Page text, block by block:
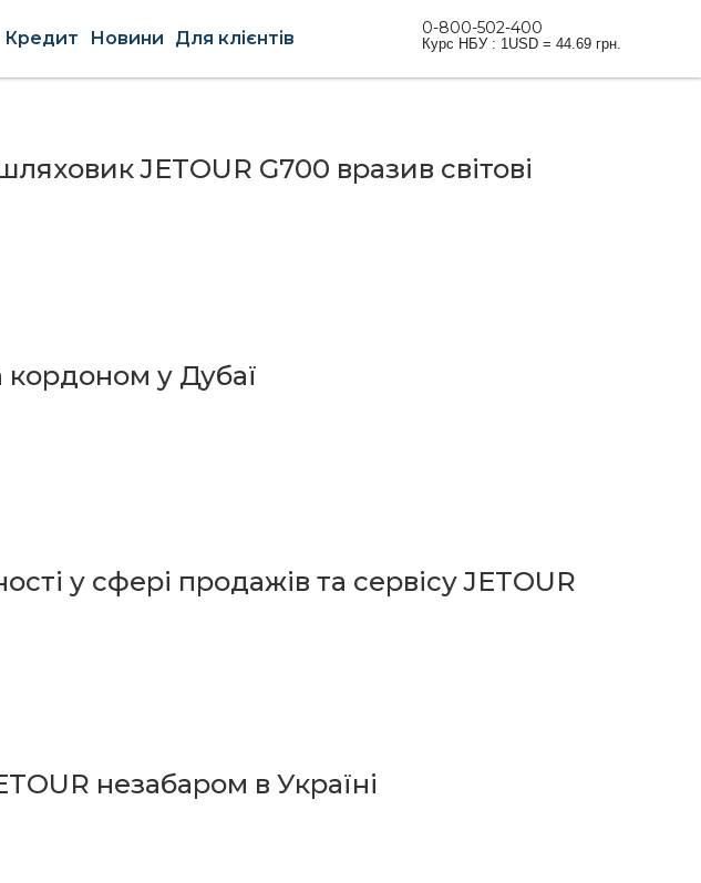
Кредит Новини Для клієнтів 0-800-502-400
Курс НБУ : 1USD = 44.69 грн.
JETOUR G700 вразив світові
у Дубаї
у сфері продажів та сервісу JETOUR
незабаром в Україні